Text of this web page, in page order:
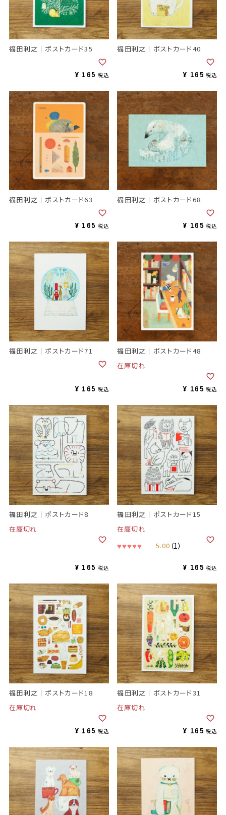
福田利之｜ポストカード35
¥ 165 税込
福田利之｜ポストカード40
¥ 165 税込
福田利之｜ポストカード63
¥ 165 税込
福田利之｜ポストカード68
¥ 165 税込
福田利之｜ポストカード71
¥ 165 税込
福田利之｜ポストカード48
在庫切れ
¥ 165 税込
福田利之｜ポストカード8
在庫切れ
¥ 165 税込
福田利之｜ポストカード15
在庫切れ
¥ 165 税込
5.00 （1）
福田利之｜ポストカード18
在庫切れ
¥ 165 税込
福田利之｜ポストカード31
在庫切れ
¥ 165 税込